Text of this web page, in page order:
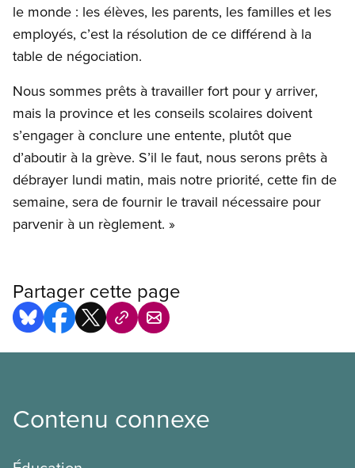
le monde : les élèves, les parents, les familles et les
employés, c’est la résolution de ce différend à la
table de négociation.
Nous sommes prêts à travailler fort pour y arriver,
mais la province et les conseils scolaires doivent
s’engager à conclure une entente, plutôt que
d’aboutir à la grève. S’il le faut, nous serons prêts à
débrayer lundi matin, mais notre priorité, cette fin de
semaine, sera de fournir le travail nécessaire pour
parvenir à un règlement. »
Partager cette page
Contenu connexe